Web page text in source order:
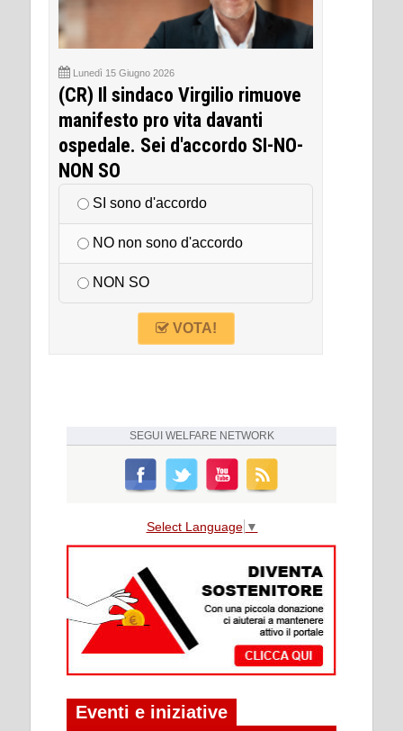
Lunedì 15 Giugno 2026
(CR) Il sindaco Virgilio rimuove
manifesto pro vita davanti
ospedale. Sei d'accordo SI-NO-
NON SO
SI sono d'accordo
NO non sono d'accordo
NON SO
VOTA!
SEGUI WELFARE NETWORK
Select Language ▼
Eventi e iniziative